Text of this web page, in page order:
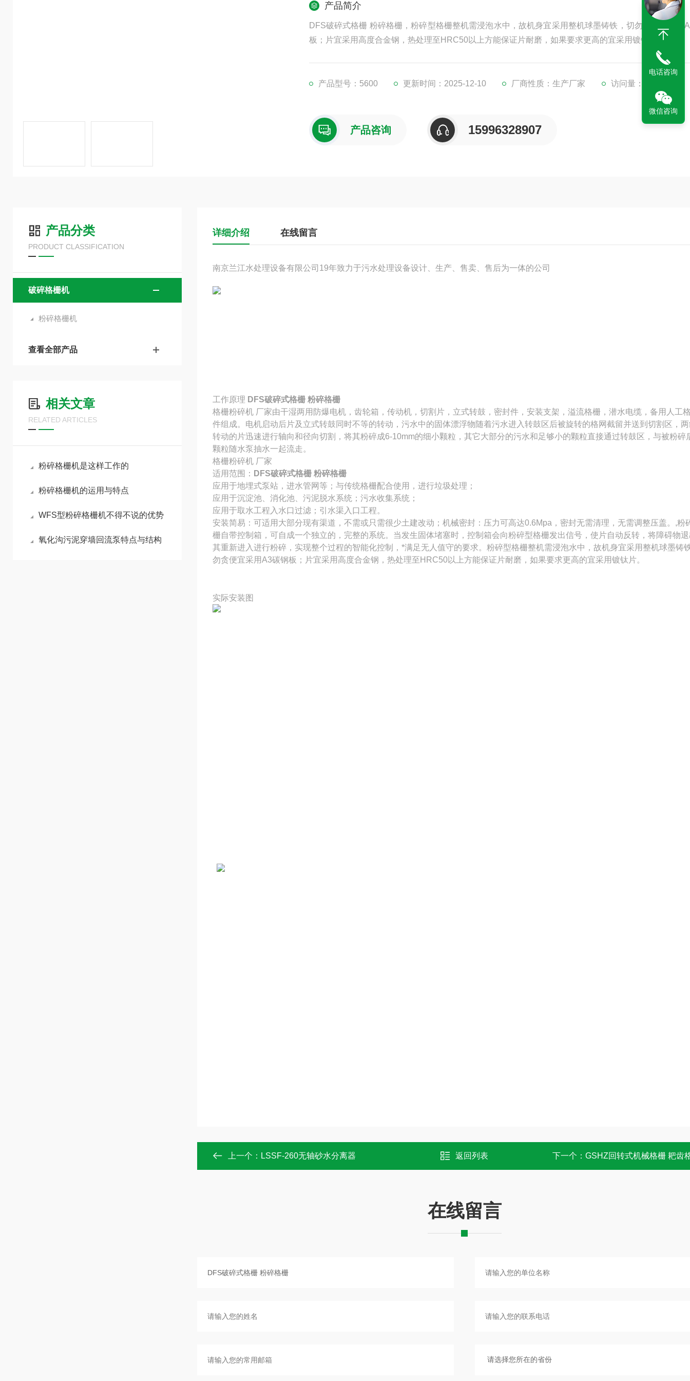
产品简介
DFS破碎式格栅 粉碎格栅，粉碎型格栅整机需浸泡水中，故机身宜采用整机球墨铸铁，切勿贪便宜采用
板；片宜采用高度合金钢，热处理至HRC50以上方能保证片耐磨，如果要求更高的宜采用镀钛片。
产品型号：5600 更新时间：2025-12-10 厂商性质：生产厂家 访问量：3077
产品咨询 15996328907
产品分类
PRODUCT CLASSIFICATION
破碎格栅机
粉碎格栅机
查看全部产品
相关文章
RELATED ARTICLES
粉碎格栅机是这样工作的
粉碎格栅机的运用与特点
WFS型粉碎格栅机不得不说的优势
氧化沟污泥穿墙回流泵特点与结构
详细介绍 在线留言
南京兰江水处理设备有限公司19年致力于污水处理设备设计、生产、售卖、售后为一体的公司
工作原理 DFS破碎式格栅 粉碎格栅
格栅粉碎机 厂家由干湿两用防爆电机，齿轮箱，传动机，切割片，立式转鼓，密封件，安装支架，溢流格栅，潜水电缆，备用人工
件组成。电机启动后片及立式转鼓同时不等的转动，污水中的固体漂浮物随着污水进入转鼓区后被旋转的格网截留并送到切割区，
转动的片迅速进行轴向和径向切割，将其粉碎成6-10mm的细小颗粒，其它大部分的污水和足够小的颗粒直接通过转鼓区，与被粉碎
颗粒随水泵抽水一起流走。
格栅粉碎机 厂家
适用范围： DFS破碎式格栅 粉碎格栅
应用于地埋式泵站，进水管网等；与传统格栅配合使用，进行垃圾处理；
应用于沉淀池、消化池、污泥脱水系统；污水收集系统；
应用于取水工程入水口过滤；引水渠入口工程。
安装简易：可适用大部分现有渠道，不需或只需很少土建改动；机械密封：压力可高达0.6Mpa，密封无需清理，无需调整压盖。,粉
栅自带控制箱，可自成一个独立的，完整的系统。当发生固体堵塞时，控制箱会向粉碎型格栅发出信号，使片自动反转，将障碍物
其重新进入进行粉碎，实现整个过程的智能化控制，*满足无人值守的要求。粉碎型格栅整机需浸泡水中，故机身宜采用整机球墨铸
勿贪便宜采用A3碳钢板；片宜采用高度合金钢，热处理至HRC50以上方能保证片耐磨，如果要求更高的宜采用镀钛片。
实际安装图
上一个： LSSF-260无轴砂水分离器 返回列表 下一个： GSHZ回转式机械格栅 耙齿
在线留言
电话咨询
微信咨询